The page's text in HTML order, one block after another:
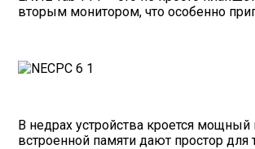
вторым монитором, что особенно
В недрах устройства кроется
встроенной памяти дают простор для